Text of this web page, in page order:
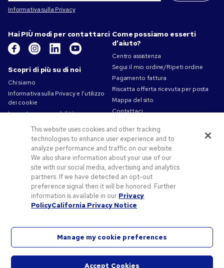
Informativa sulla Privacy
Hai PIÙ modi per contattarci
Scopri di più su di noi
Chi siamo
Informativa sulla Privacy e l'utilizzo
dei cookie
La nostra responsabilità
Termini d'uso
Condizioni di vendita
Lavorare in Pens.com
Offerte e risorse
Gadget personalizzati
Codici promozionali e coupon
Spunti Grafici Personalizzazione
Come possiamo esserti
d’aiuto?
Centro assistenza
Segui il mio ordine/Ripeti ordine
Pagamento fattura
Riscatta offerta ricevuta per posta
Mappa del sito
Contattaci
©2026 National Pen Company. Tutti i diritti riservati. Pens.com e il suo logo sono marchi
registrati di proprietà di National Pen Company. Tutti gli altri marchi registrati sono di
This website uses cookies and other tracking
technologies to enhance user experience and to
analyze performance and traffic on our website.
We also share information about your use of our
site with our social media, advertising and analytics
partners. If we have detected an opt-out
preference signal then it will be honored. Further
information is available in our Privacy
PolicyCalifornia Privacy Notice
Manage my cookie preferences
Accept Cookies